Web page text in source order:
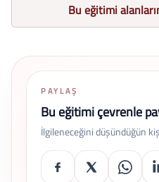
Bu eğitimi
PAYLAŞ
Bu eğitimi çevrenle
İlgileneceğini düşündüğün